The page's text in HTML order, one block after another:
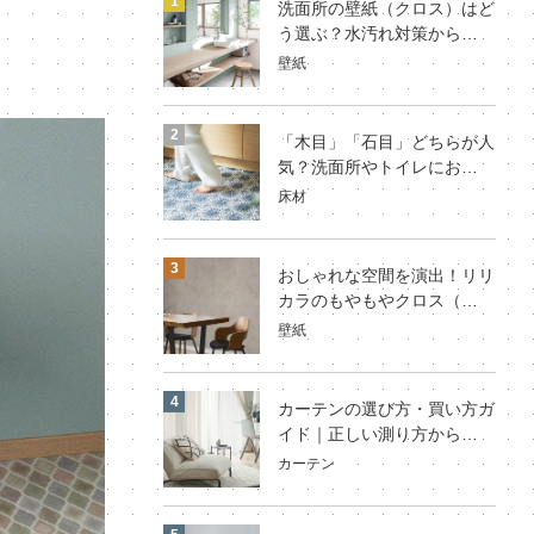
洗面所の壁紙（クロス）はど
う選ぶ？水汚れ対策から…
壁紙
「木目」「石目」どちらが人
気？洗面所やトイレにお…
床材
おしゃれな空間を演出！リリ
カラのもやもやクロス（…
壁紙
カーテンの選び方・買い方ガ
イド｜正しい測り方から…
カーテン